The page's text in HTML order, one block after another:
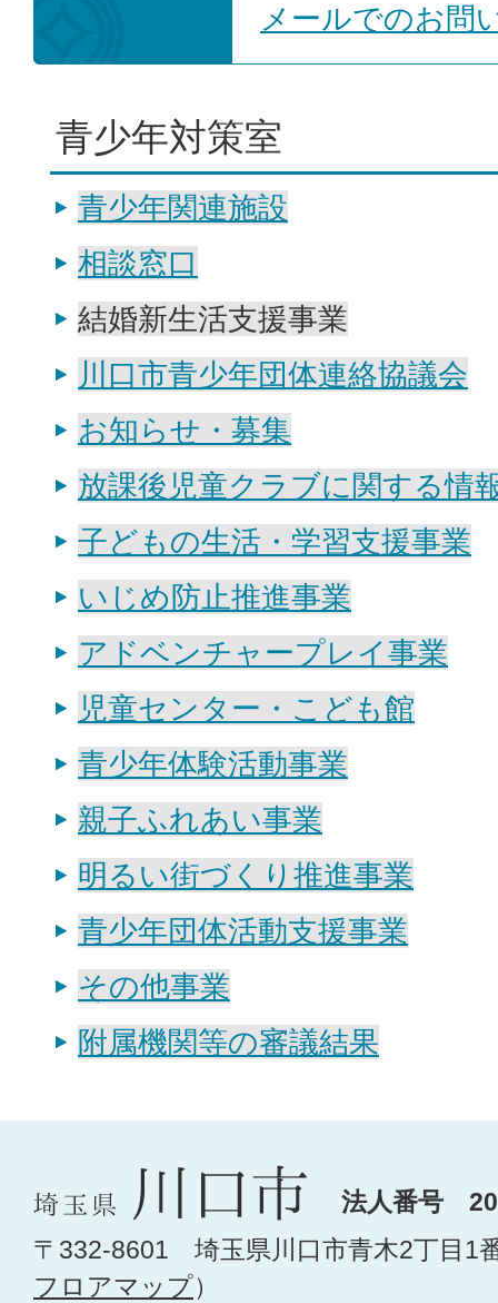
メールでのお問
青少年対策室
青少年関連施設
相談窓口
結婚新生活支援事業
川口市青少年団体連絡協議会
お知らせ・募集
放課後児童クラブに関する情
子どもの生活・学習支援事業
いじめ防止推進事業
アドベンチャープレイ事業
児童センター・こども館
青少年体験活動事業
親子ふれあい事業
明るい街づくり推進事業
青少年団体活動支援事業
その他事業
附属機関等の審議結果
法人番号
〒332-8601 埼玉県川口市青木2丁目1
フロアマップ）